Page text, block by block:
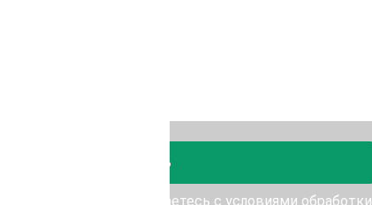
Отправить
Отправить, Вы соглашаетесь с условиями обработки